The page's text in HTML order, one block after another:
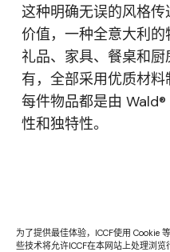
为了提供最佳体验，ICCF使用 Cookie
些技术将允许ICCF在本网站上处理浏
这种明确无误的风格
价值，一种全意大利的
礼品、家具、餐桌和
有，全部采用优质材料
每件物品都是由
性和独特性。